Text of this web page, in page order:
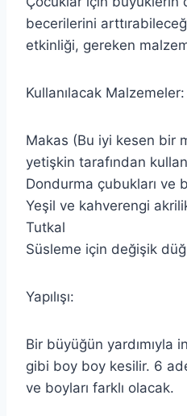
becerilerini arttırabileceği
etkinliği, gereken
Kullanılacak Malzemeler:
Makas (Bu iyi kesen bir
yetişkin tarafından
Dondurma çubukları ve
Yeşil ve kahverengi
Tutkal
Süsleme için değişik
Yapılışı:
Bir büyüğün yardımıyla
gibi boy boy kesilir. 6
ve boyları farklı olacak.